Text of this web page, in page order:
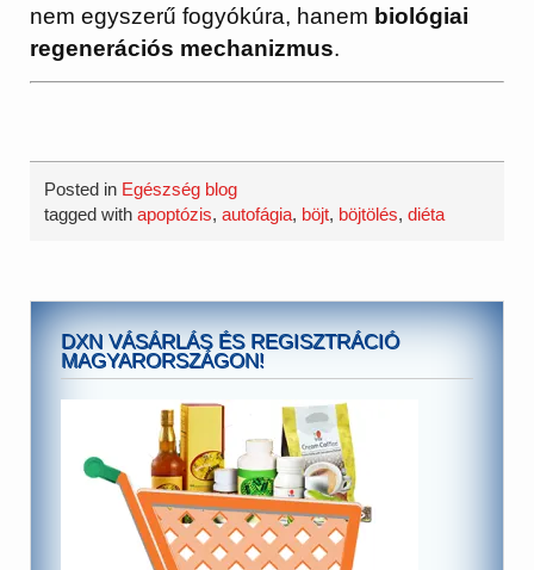
nem egyszerű fogyókúra, hanem biológiai
regenerációs mechanizmus.
Posted in Egészség blog
tagged withapoptózis,autofágia, böjt, böjtölés,diéta
DXN VÁSÁRLÁS ÉS REGISZTRÁCIÓ
MAGYARORSZÁGON!